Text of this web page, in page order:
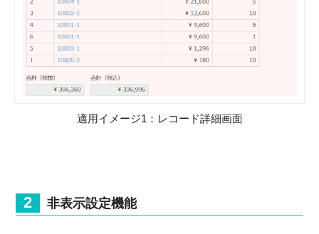
適用イメージ1：レコード詳細画面
非表示設定機能